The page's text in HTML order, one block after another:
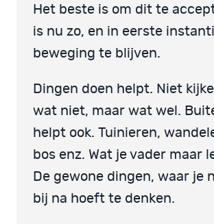
Het beste is om dit te
is nu zo, en in eerste
beweging te blijven.
Dingen doen helpt. Niet
wat niet, maar wat wel.
helpt ook. Tuinieren,
bos enz. Wat je vader maar
De gewone dingen, waar je
bij na hoeft te denken.